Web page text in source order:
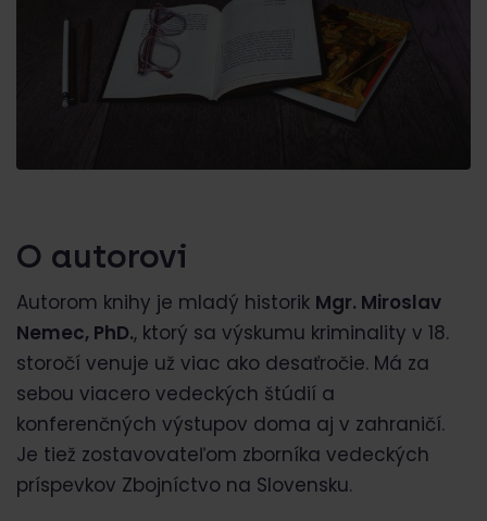
O autorovi
Autorom knihy je mladý historik Mgr. Miroslav
Nemec, PhD., ktorý sa výskumu kriminality v 18.
storočí venuje už viac ako desaťročie. Má za
sebou viacero vedeckých štúdií a
konferenčných výstupov doma aj v zahraničí.
Je tiež zostavovateľom zborníka vedeckých
príspevkov Zbojníctvo na Slovensku.